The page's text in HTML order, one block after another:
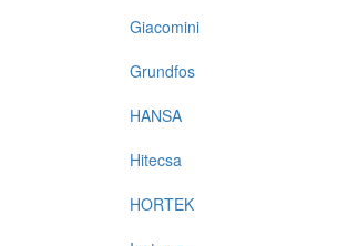
Giacomini
Grundfos
HANSA
Hitecsa
HORTEK